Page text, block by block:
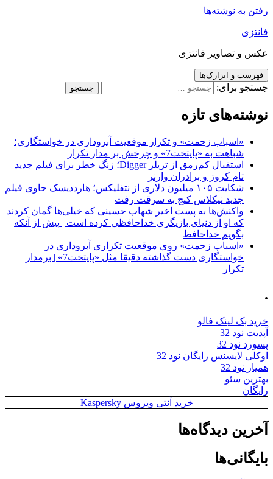
رفتن به نوشته‌ها
فانتزی
عکس و تصاویر فانتزی
فهرست و ابزارک‌ها
جستجو برای:
نوشته‌های تازه
«اسباب زحمت» و تکرار موقعیت آبروداری در خواستگاری؛
شباهت به «پایتخت7» و چرخش بر مدار تکرار
استقبال کم‌رمق از تریلر Digger؛ زنگ خطر برای فیلم جدید
تام کروز و برادران وارنر
شکایت ۱۰۵ میلیون دلاری از نتفلیکس؛ هارددیسک حاوی فیلم
جدید نیکلاس کیج به سرقت رفت
واکنش‌ها به پست اخیر شهاب حسینی که خیلی‌ها گمان کردند
که او از دنیای بازیگری خداحافظی کرده است | پیش از آنکه
بگویم خداحافظ
«اسباب زحمت» روی موقعیت تکراری آبروداری در
خواستگاری دست گذاشته دقیقا مثل «پایتخت7» | برمدار
تکرار
.
خرید بک لینک فالو
آپدیت نود 32
پسورد نود 32
اوکلی لایسنس رایگان نود 32
همیار نود 32
بهترین سئو
رایگان
خرید آنتی ویروس Kaspersky
آخرین دیدگاه‌ها
بایگانی‌ها